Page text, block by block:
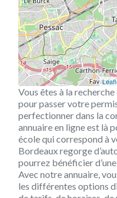
Vous êtes à la
pour passer votre
perfectionner dans la
annuaire en ligne est là
école qui correspond à
Bordeaux regorge
pourrez bénéficier
Avec notre annuaire,
les différentes options